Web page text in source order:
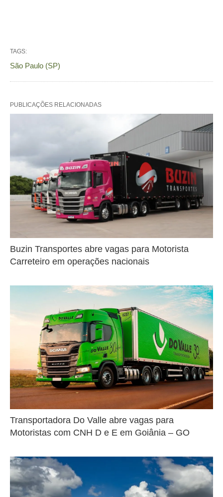
TAGS:
São Paulo (SP)
PUBLICAÇÕES RELACIONADAS
Buzin Transportes abre vagas para Motorista
Carreteiro em operações nacionais
Transportadora Do Valle abre vagas para
Motoristas com CNH D e E em Goiânia – GO